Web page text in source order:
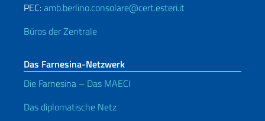
PEC:amb.berlino.consolare@cert.esteri.it
Büros der Zentrale
Das Farnesina-Netzwerk
Die Farnesina – Das MAECI
Das diplomatische Netz